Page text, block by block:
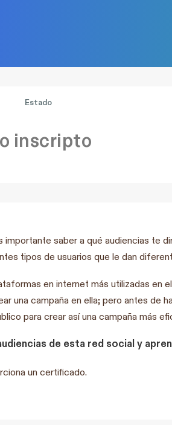
Estado
inscripto
importante saber a qué audiencias te
tipos de usuarios que le dan
en internet más utilizadas en
una campaña en ella; pero antes de
para crear así una campaña más
de esta red social y
un certificado.